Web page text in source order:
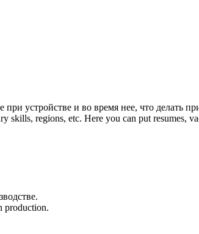
устройстве и во время нее, что делать
skills, regions, etc. Here you can put resumes,
production.